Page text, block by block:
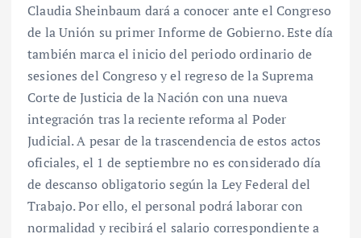
Claudia Sheinbaum dará a conocer ante el Congreso
de la Unión su primer Informe de Gobierno. Este día
también marca el inicio del periodo ordinario de
sesiones del Congreso y el regreso de la Suprema
Corte de Justicia de la Nación con una nueva
integración tras la reciente reforma al Poder
Judicial. A pesar de la trascendencia de estos actos
oficiales, el 1 de septiembre no es considerado día
de descanso obligatorio según la Ley Federal del
Trabajo. Por ello, el personal podrá laborar con
normalidad y recibirá el salario correspondiente a